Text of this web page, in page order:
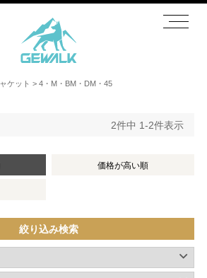
ケット 4・M・BM・DM・45
価格が高い順
2件中 1-2件表示
絞り込み検索